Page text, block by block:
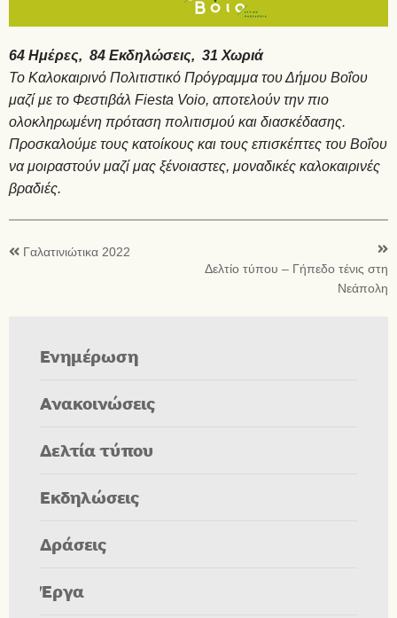
64 Ημέρες, 84 Εκδηλώσεις, 31 Χωριά
Το Καλοκαιρινό Πολιτιστικό Πρόγραμμα του Δήμου Βοΐου
μαζί με το Φεστιβάλ Fiesta Voio, αποτελούν την πιο
ολοκληρωμένη πρόταση πολιτισμού και διασκέδασης.
Προσκαλούμε τους κατοίκους και τους επισκέπτες του Βοΐου
να μοιραστούν μαζί μας ξένοιαστες, μοναδικές καλοκαιρινές
βραδιές.
Γαλατινιώτικα 2022
Δελτίο τύπου – Γήπεδο τένις στη
Νεάπολη
Ενημέρωση
Ανακοινώσεις
Δελτία τύπου
Εκδηλώσεις
Δράσεις
Έργα